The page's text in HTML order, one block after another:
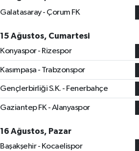
Galatasaray - Çorum FK
15 Ağustos, Cumartesi
Konyaspor - Rizespor
Kasımpaşa - Trabzonspor
Gençlerbirliği S.K. - Fenerbahçe
Gaziantep FK - Alanyaspor
16 Ağustos, Pazar
Başakşehir - Kocaelispor